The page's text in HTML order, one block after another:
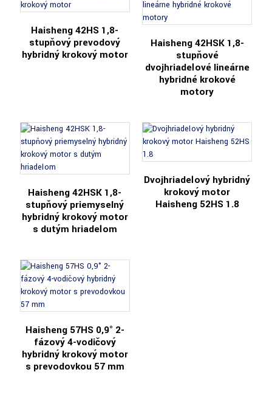
Haisheng 42HS 1,8-
stupňový prevodový
hybridný krokový motor
Haisheng 42HSK 1,8-
stupňové
dvojhriadeľové lineárne
hybridné krokové
motory
Haisheng 42HSK 1,8-
stupňový priemyselný
hybridný krokový motor
s dutým hriadeľom
Dvojhriadeľový hybridný
krokový motor
Haisheng 52HS 1.8
Haisheng 57HS 0,9° 2-
fázový 4-vodičový
hybridný krokový motor
s prevodovkou 57 mm